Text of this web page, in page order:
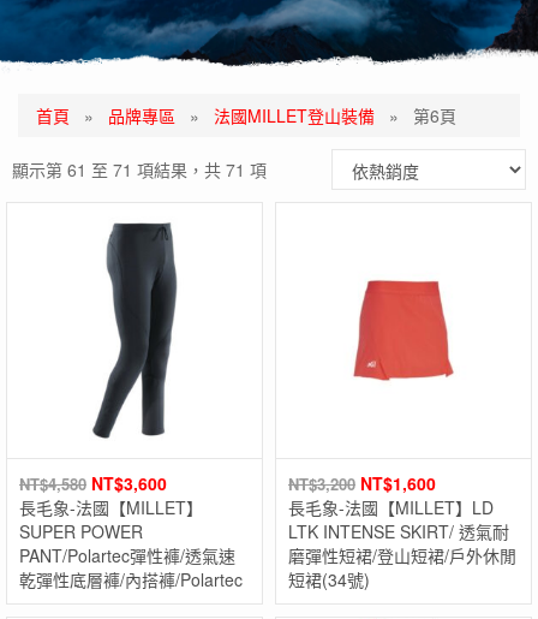
首頁 » 品牌專區 » 法國MILLET登山裝備 » 第6頁
顯示第 61 至 71 項結果，共 71 項
NT$4,580 NT$3,600
長毛象-法國【MILLET】
SUPER POWER
PANT/Polartec彈性褲/透氣速
乾彈性底層褲/內搭褲/Polartec
NT$3,200 NT$1,600
長毛象-法國【MILLET】LD
LTK INTENSE SKIRT/ 透氣耐
磨彈性短裙/登山短裙/戶外休閒
短裙(34號)